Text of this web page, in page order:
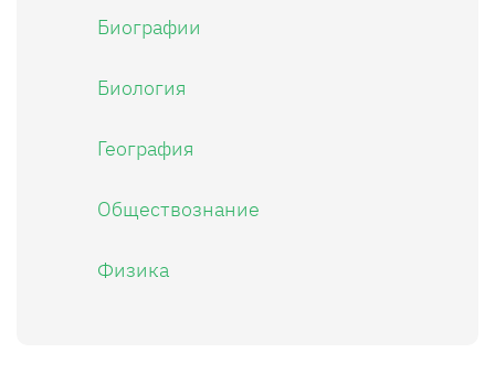
Биографии
Биология
География
Обществознание
Физика